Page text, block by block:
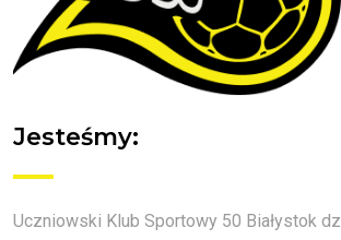
Jesteśmy:
Uczniowski Klub Sportowy 50 Białystok